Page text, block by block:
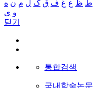
ط ظ ع غ ف ق ک ل م ن ه
و ی
닫기
통합검색
국내학술논문